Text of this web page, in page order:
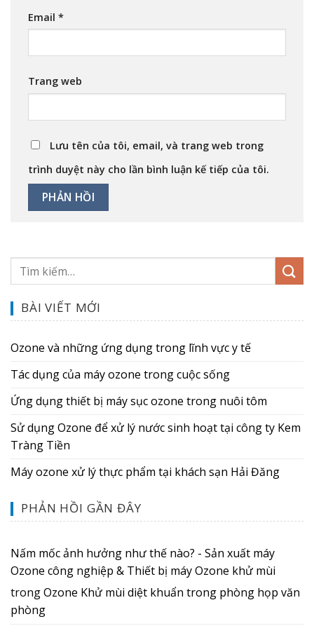
Email *
Trang web
Lưu tên của tôi, email, và trang web trong
trình duyệt này cho lần bình luận kế tiếp của tôi.
BÀI VIẾT MỚI
Ozone và những ứng dụng trong lĩnh vực y tế
Tác dụng của máy ozone trong cuộc sống
Ứng dụng thiết bị máy sục ozone trong nuôi tôm
Sử dụng Ozone để xử lý nước sinh hoạt tại công ty Kem
Tràng Tiền
Máy ozone xử lý thực phẩm tại khách sạn Hải Đăng
PHẢN HỒI GẦN ĐÂY
Nấm mốc ảnh hưởng như thế nào? - Sản xuất máy
Ozone công nghiệp & Thiết bị máy Ozone khử mùi
trongOzone Khử mùi diệt khuẩn trong phòng họp văn
phòng